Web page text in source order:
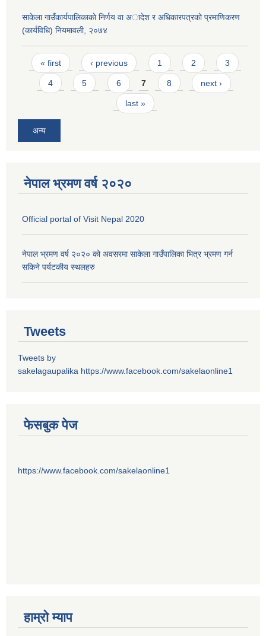
साकेला गाउँकार्यपालिकाकाे निर्णय वा अादेश र अधिकारपत्रकाे प्रमाणिकरण
(कार्यविधि) नियमावली, २०७४
Pages
« first ‹ previous 1 2 3
4 5 6 7 8 next ›
last »
अन्य
नेपाल भ्रमण वर्ष २०२०
Official portal of Visit Nepal 2020
नेपाल भ्रमण वर्ष २०२० को अवसरमा साकेला गाउँपालिका भित्र भ्रमण गर्न
सकिने पर्यटकीय स्थलहरु
Tweets
Tweets by
sakelagaupalika https://www.facebook.com/sakelaonline1
फेसबुक पेज
https://www.facebook.com/sakelaonline1
हाम्राे म्याप